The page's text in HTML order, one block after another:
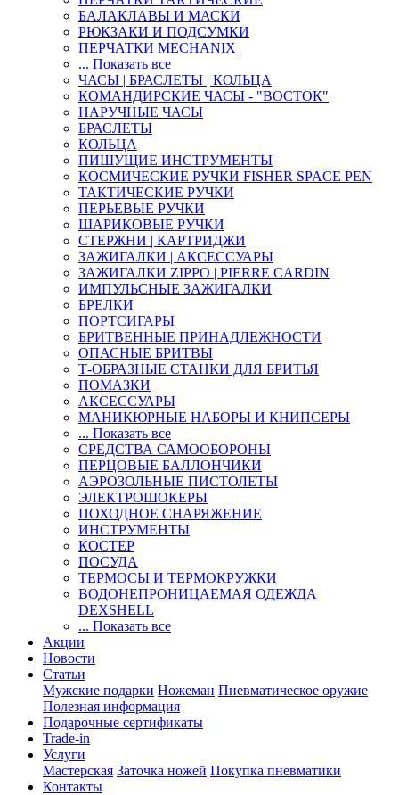
БАЛАКЛАВЫ И МАСКИ
РЮКЗАКИ И ПОДСУМКИ
ПЕРЧАТКИ MECHANIX
... Показать все
ЧАСЫ | БРАСЛЕТЫ | КОЛЬЦА
КОМАНДИРСКИЕ ЧАСЫ - "ВОСТОК"
НАРУЧНЫЕ ЧАСЫ
БРАСЛЕТЫ
КОЛЬЦА
ПИШУЩИЕ ИНСТРУМЕНТЫ
КОСМИЧЕСКИЕ РУЧКИ FISHER SPACE PEN
ТАКТИЧЕСКИЕ РУЧКИ
ПЕРЬЕВЫЕ РУЧКИ
ШАРИКОВЫЕ РУЧКИ
СТЕРЖНИ | КАРТРИДЖИ
ЗАЖИГАЛКИ | АКСЕССУАРЫ
ЗАЖИГАЛКИ ZIPPO | PIERRE CARDIN
ИМПУЛЬСНЫЕ ЗАЖИГАЛКИ
БРЕЛКИ
ПОРТСИГАРЫ
БРИТВЕННЫЕ ПРИНАДЛЕЖНОСТИ
ОПАСНЫЕ БРИТВЫ
Т-ОБРАЗНЫЕ СТАНКИ ДЛЯ БРИТЬЯ
ПОМАЗКИ
АКСЕССУАРЫ
МАНИКЮРНЫЕ НАБОРЫ И КНИПСЕРЫ
... Показать все
СРЕДСТВА САМООБОРОНЫ
ПЕРЦОВЫЕ БАЛЛОНЧИКИ
АЭРОЗОЛЬНЫЕ ПИСТОЛЕТЫ
ЭЛЕКТРОШОКЕРЫ
ПОХОДНОЕ СНАРЯЖЕНИЕ
ИНСТРУМЕНТЫ
КОСТЕР
ПОСУДА
ТЕРМОСЫ И ТЕРМОКРУЖКИ
ВОДОНЕПРОНИЦАЕМАЯ ОДЕЖДА
DEXSHELL
... Показать все
Акции
Новости
Статьи
Мужские подарки Ножеман Пневматическое оружие
Полезная информация
Подарочные сертификаты
Trade-in
Услуги
Мастерская Заточка ножей Покупка пневматики
Контакты